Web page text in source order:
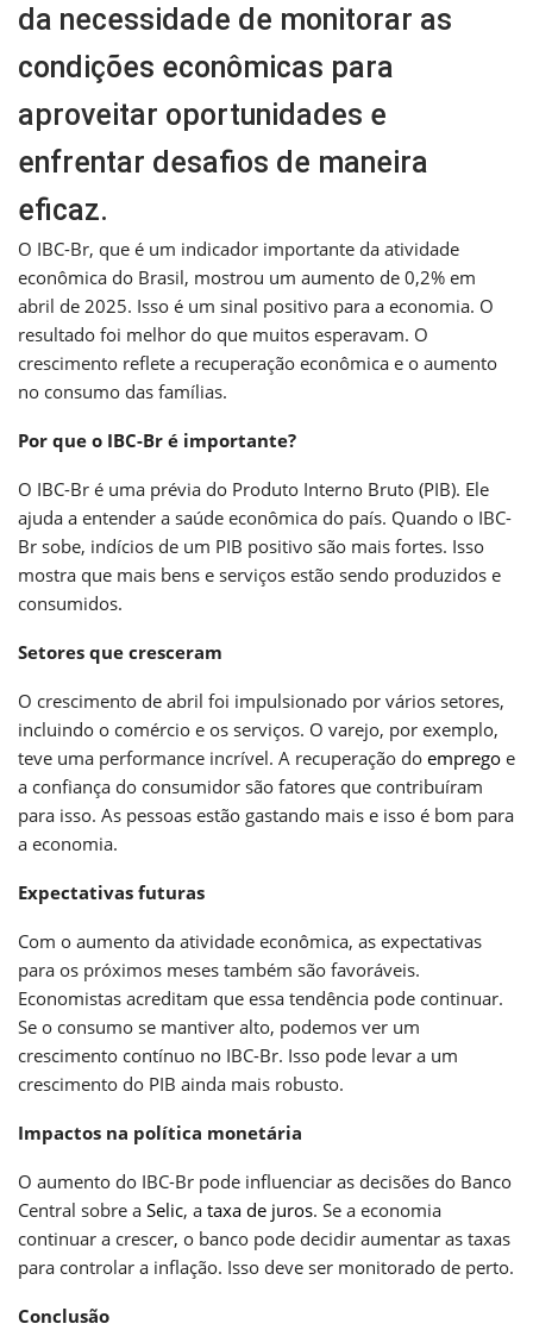
da necessidade de monitorar as
condições econômicas para
aproveitar oportunidades e
enfrentar desafios de maneira
eficaz.
O IBC-Br, que é um indicador importante da atividade
econômica do Brasil, mostrou um aumento de 0,2% em
abril de 2025. Isso é um sinal positivo para a economia. O
resultado foi melhor do que muitos esperavam. O
crescimento reflete a recuperação econômica e o aumento
no consumo das famílias.
Por que o IBC-Br é importante?
O IBC-Br é uma prévia do Produto Interno Bruto (PIB). Ele
ajuda a entender a saúde econômica do país. Quando o IBC-
Br sobe, indícios de um PIB positivo são mais fortes. Isso
mostra que mais bens e serviços estão sendo produzidos e
consumidos.
Setores que cresceram
O crescimento de abril foi impulsionado por vários setores,
incluindo o comércio e os serviços. O varejo, por exemplo,
teve uma performance incrível. A recuperação do emprego e
a confiança do consumidor são fatores que contribuíram
para isso. As pessoas estão gastando mais e isso é bom para
a economia.
Expectativas futuras
Com o aumento da atividade econômica, as expectativas
para os próximos meses também são favoráveis.
Economistas acreditam que essa tendência pode continuar.
Se o consumo se mantiver alto, podemos ver um
crescimento contínuo no IBC-Br. Isso pode levar a um
crescimento do PIB ainda mais robusto.
Impactos na política monetária
O aumento do IBC-Br pode influenciar as decisões do Banco
Central sobre a Selic, a taxa de juros. Se a economia
continuar a crescer, o banco pode decidir aumentar as taxas
para controlar a inflação. Isso deve ser monitorado de perto.
Conclusão